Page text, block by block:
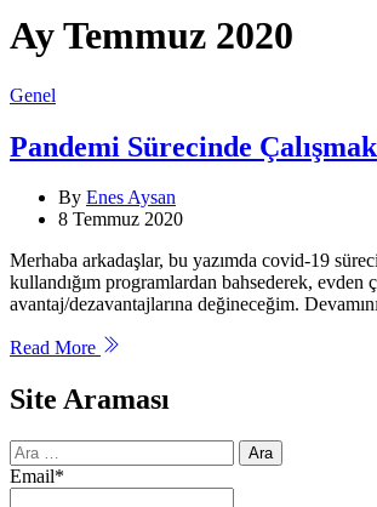
AyTemmuz 2020
Categories
Genel
Pandemi Sürecinde Çalışmak
By Enes Aysan
8 Temmuz 2020
Merhaba arkadaşlar, bu yazımda covid-19
kullandığım programlardan bahsederek, evden
avantaj/dezavantajlarına değineceğim.
Read More
Site Araması
Arama:
Email*